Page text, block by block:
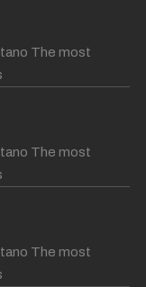
The most
The most
The most